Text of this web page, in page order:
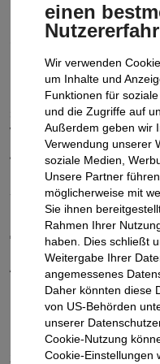
und unnötige Kosten
es daher, den
Fahrzeug mitzuführen.
Bei einem Diebstahl
strukturiertes
Versicherungsschutz
greifen.
TECHNISCHER
ABREISE
Neben
Fahrzeugzustand eine
Check vor der
zu reduzieren.
einen
Wir verwenden
um Inhalte und
Funktionen für
und die Zugriffe auf
Außerdem geben wir
Verwendung unserer
soziale Medien,
Unsere Partner
möglicherweise mit
Sie ihnen
Rahmen Ihrer
haben. Dies schließt
Weitergabe Ihrer
angemessenes
Daher könnten diese
von US-Behörden
unserer
Cookie-Nutzung
Cookie-Einstellungen